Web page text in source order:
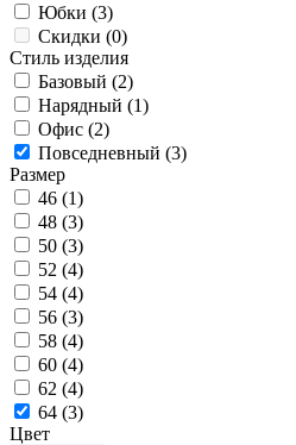
Юбки (3)
Скидки (0)
Стиль изделия
Базовый (2)
Нарядный (1)
Офис (2)
Повседневный (3)
Размер
46 (1)
48 (3)
50 (3)
52 (4)
54 (4)
56 (3)
58 (4)
60 (4)
62 (4)
64 (3)
Цвет